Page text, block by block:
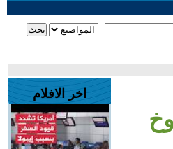
اخر الافلام